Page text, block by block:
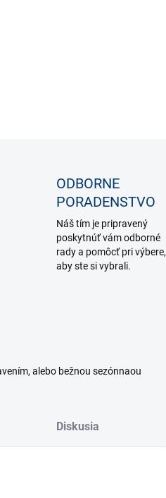
ODBORNE
PORADENSTVO
Náš tím je pripravený
poskytnúť vám odborné
rady a pomôcť pri výbere,
aby ste si vybrali.
alebo bežnou sezónnaou
Diskusia